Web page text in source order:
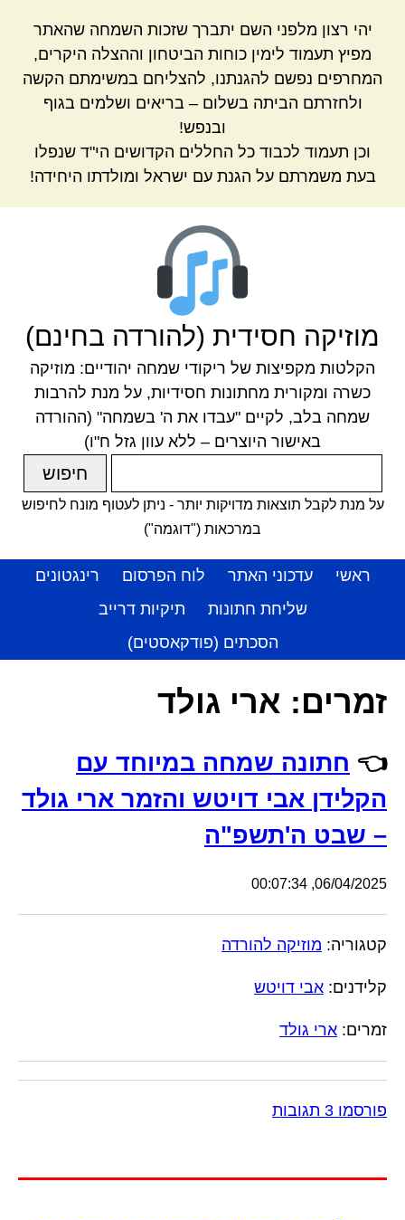
יהי רצון מלפני השם יתברך שזכות השמחה שהאתר
מפיץ תעמוד לימין כוחות הביטחון וההצלה היקרים,
המחרפים נפשם להגנתנו, להצליחם במשימתם הקשה
ולחזרתם הביתה בשלום – בריאים ושלמים בגוף
ובנפש!
וכן תעמוד לכבוד כל החללים הקדושים הי"ד שנפלו
בעת משמרתם על הגנת עם ישראל ומולדתו היחידה!
מוזיקה חסידית (להורדה בחינם)
הקלטות מקפיצות של ריקודי שמחה יהודיים: מוזיקה
כשרה ומקורית מחתונות חסידיות, על מנת להרבות
שמחה בלב, לקיים "עבדו את ה' בשמחה" (ההורדה
באישור היוצרים – ללא עוון גזל ח"ו)
על מנת לקבל תוצאות מדויקות יותר - ניתן לעטוף מונח לחיפוש
במרכאות ("דוגמה")
ראשי עדכוני האתר לוח הפרסום
רינגטונים
שליחת חתונות
תיקיות דרייב
הסכתים (פודקאסטים)
זמרים: ארי גולד
👈 חתונה שמחה במיוחד עם
הקלידן אבי דויטש והזמר ארי גולד
– שבט ה'תשפ"ה
06/04/2025, 00:07:34
קטגוריה: מוזיקה להורדה
קלידנים: אבי דויטש
זמרים: ארי גולד
פורסמו 3 תגובות